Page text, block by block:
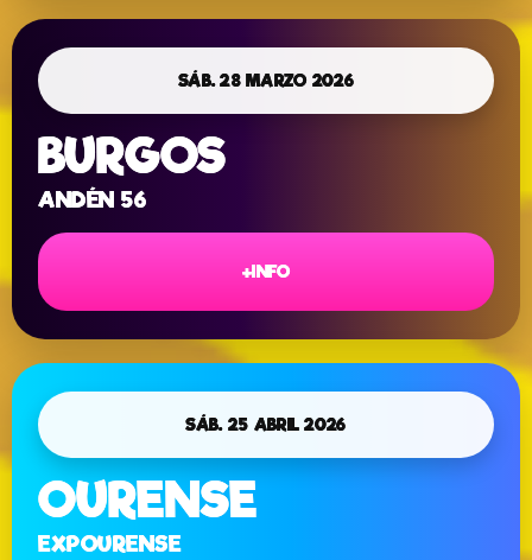
SÁB. 28 MARZO 2026
BURGOS
ANDÉN 56
+INFO
SÁB. 25 ABRIL 2026
OURENSE
EXPOURENSE